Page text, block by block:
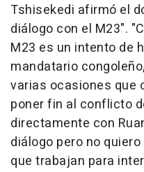
Tshisekedi afirmó el
diálogo con el M23".
M23 es un intento de
mandatario
varias ocasiones que
poner fin al conflicto
directamente con
diálogo pero no
que trabajan para